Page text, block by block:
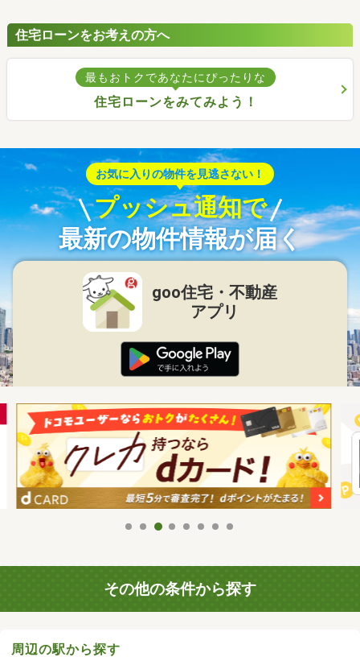
住宅ローンをお考えの方へ
最もおトクであなたにぴったりな
住宅ローンをみてみよう！
お気に入りの物件を見逃さない！
プッシュ通知で
最新の物件情報が届く
goo住宅・不動産
アプリ
その他の条件から探す
周辺の駅から探す